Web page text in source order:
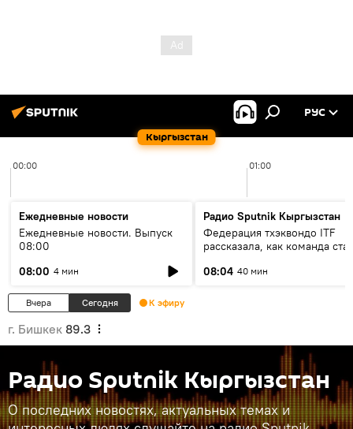
Кыргызстан
РУС
00:00 01:00
Ежедневные новости
Ежедневные новости. Выпуск
08:00
08:00 4 мин
Радио Sputnik Кыргызстан
Федерация тхэквондо ITF
рассказала, как команда
08:04 40 мин
Вчера Сегодня К эфиру
г. Бишкек 89.3
Радио Sputnik Кыргызстан
О последних новостях, актуальных темах и